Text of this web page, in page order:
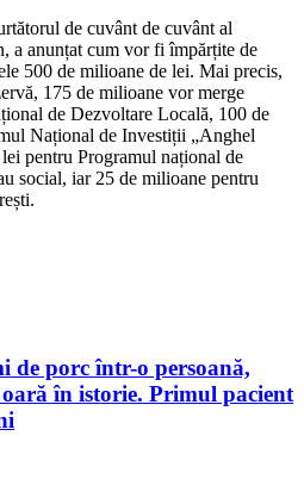
de cuvânt de cuvânt al
a anunțat cum vor fi împărțite de
500 de milioane de lei. Mai precis,
175 de milioane vor merge
de Dezvoltare Locală, 100 de
Național de Investiții „Anghel
pentru Programul național de
social, iar 25 de milioane pentru
de porc într-o persoană,
în istorie. Primul pacient